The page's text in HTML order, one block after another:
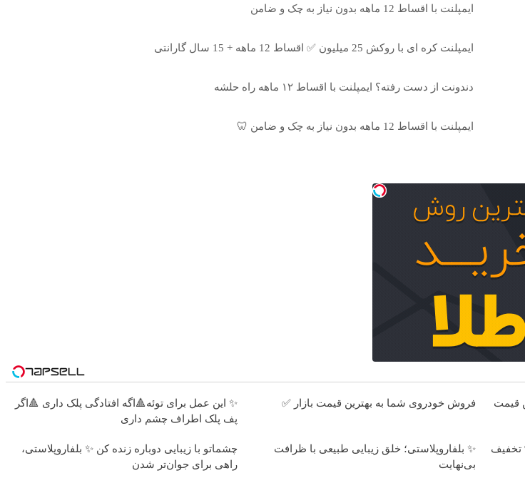
ایمپلنت با اقساط 12 ماهه بدون نیاز به چک و ضامن
ایمپلنت کره ای با روکش 25 میلیون ✅ اقساط 12 ماهه + 15 سال گارانتی
دندونت از دست رفته؟ ایمپلنت با اقساط ۱۲ ماهه راه حلشه
ایمپلنت با اقساط 12 ماهه بدون نیاز به چک و ضامن 🦷
قیمت
فروش خودروی شما به بهترین قیمت بازار ✅
✨ این عمل برای توئه🔺اگه افتادگی پلک داری 🔺اگر
پف پلک اطراف چشم داری
زیباتر، نگاهی جوان‌تر! ✨ 25% تخفیف
✨ بلفاروپلاستی؛ خلق زیبایی طبیعی با ظرافت
بی‌نهایت
چشماتو با زیبایی دوباره زنده کن ✨ بلفاروپلاستی،
راهی برای جوان‌تر شدن